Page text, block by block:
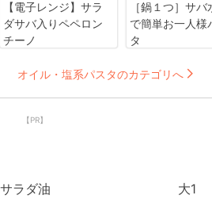
【電子レンジ】サラ
ダサバ入りペペロン
チーノ
［鍋１つ］サバ
で簡単お一人様
タ
オイル・塩系パスタのカテゴリへ
【PR】
ラダ油 大1